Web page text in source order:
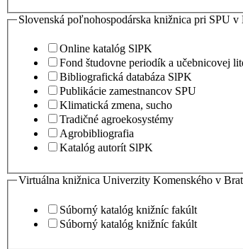
Slovenská poľnohospodárska knižnica pri SPU v
Online katalóg SlPK
Fond študovne periodík a učebnicovej
Bibliografická databáza SlPK
Publikácie zamestnancov SPU
Klimatická zmena, sucho
Tradičné agroekosystémy
Agrobibliografia
Katalóg autorít SlPK
Virtuálna knižnica Univerzity Komenského v
Súborný katalóg knižníc fakúlt
Súborný katalóg knižníc fakúlt